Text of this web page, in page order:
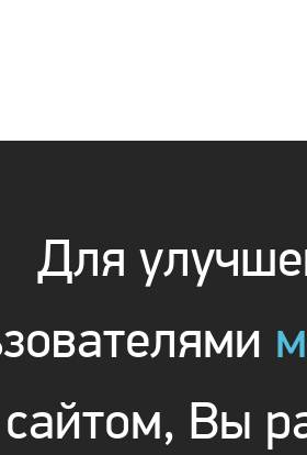
Для
Вы